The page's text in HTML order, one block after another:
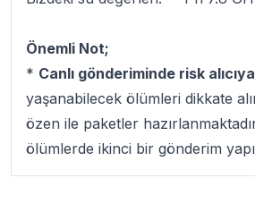
Önemli Not;
* Canlı gönderiminde risk
yaşanabilecek ölümleri dikkate
özen ile paketler
ölümlerde ikinci bir gönderim